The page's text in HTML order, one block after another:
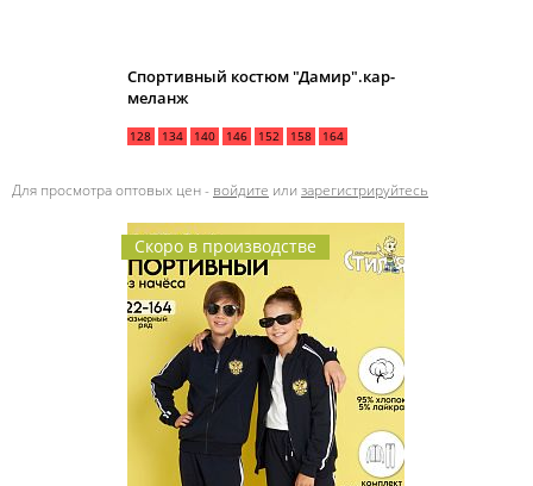
Спортивный костюм "Дамир".кар-
меланж
128 134 140 146 152 158 164
Для просмотра оптовых цен - войдите или зарегистрируйтесь
Скоро в производстве